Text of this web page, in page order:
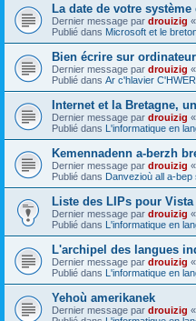
La date de votre
Dernier message par drouizig «
Publié dans Microsoft et le
Bien écrire sur
Dernier message par drouizig «
Publié dans Ar c'hlavier
Internet et la Bretagne,
Dernier message par drouizig «
Publié dans L'informatique en
Kemennadenn a-berzh
Dernier message par drouizig «
Publié dans Danvezioù all a-bep
Liste des LIPs pour Vista
Dernier message par drouizig «
Publié dans L'informatique en
L'archipel des langues
Dernier message par drouizig «
Publié dans L'informatique en
Yehoù amerikanek
Dernier message par drouizig «